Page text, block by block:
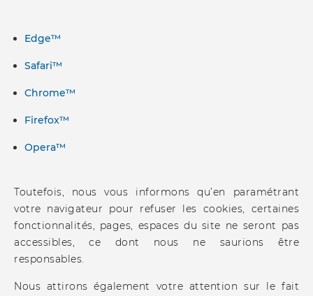
Edge™
Safari™
Chrome™
Firefox™
Opera™
Toutefois, nous vous informons qu’en paramétrant
votre navigateur pour refuser les cookies, certaines
fonctionnalités, pages, espaces du site ne seront pas
accessibles, ce dont nous ne saurions être
responsables.
Nous attirons également votre attention sur le fait